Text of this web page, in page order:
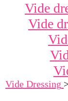
Vide
Vide
Vide Dressing